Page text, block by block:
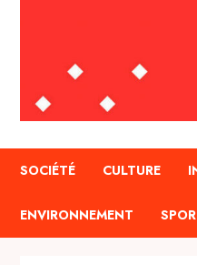
SOCIÉTÉ CULTURE
ENVIRONNEMENT